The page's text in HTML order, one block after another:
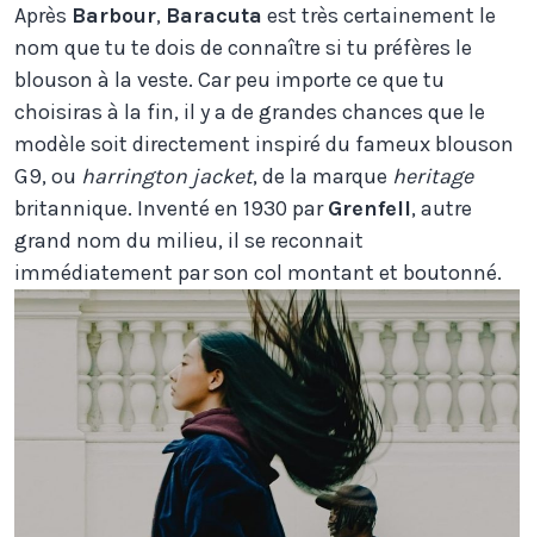
Après Barbour, Baracuta est très certainement le
nom que tu te dois de connaître si tu préfères le
blouson à la veste. Car peu importe ce que tu
choisiras à la fin, il y a de grandes chances que le
modèle soit directement inspiré du fameux blouson
G9, ou harrington jacket, de la marque heritage
britannique. Inventé en 1930 parGrenfell, autre
grand nom du milieu, il se reconnait
immédiatement par son col montant et boutonné.